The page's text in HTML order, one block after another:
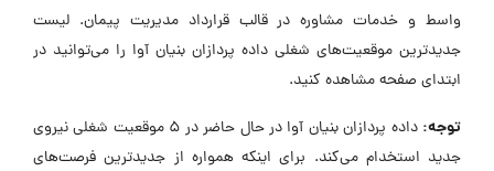
واسط و خدمات مشاوره در قالب قرارداد مدیریت پیمان. لیست
جدیدترین موقعیت‌های شغلی داده پردازان بنیان آوا را می‌توانید در
ابتدای صفحه مشاهده کنید.
توجه:
داده پردازان بنیان آوا در حال حاضر در ۵ موقعیت شغلی نیروی
جدید استخدام می‌کند. برای اینکه همواره از جدیدترین فرصت‌های